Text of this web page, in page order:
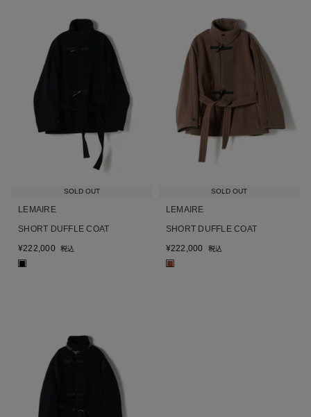
SOLD OUT
LEMAIRE
SHORT DUFFLE COAT
¥222,000 税込
SOLD OUT
LEMAIRE
SHORT DUFFLE COAT
¥222,000 税込